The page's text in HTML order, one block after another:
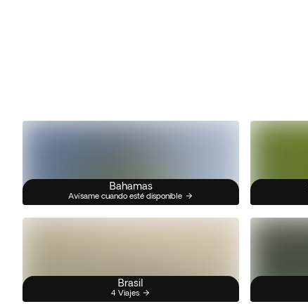
Bahamas
Avísame cuando esté disponible
Brasil
4 Viajes